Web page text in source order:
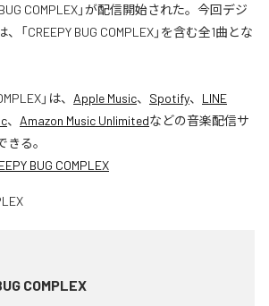
COMPLEX」が配信開始された。今回デジ
「CREEPY BUG COMPLEX」を含む全1曲とな
」は、 Apple Music、 Spotify、 LINE
、 Amazon Music Unlimitedなどの音楽配信サ
る。
BUG COMPLEX
COMPLEX